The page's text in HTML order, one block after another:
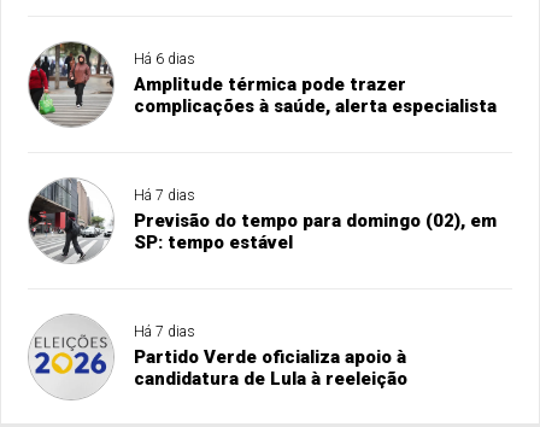
Há 6 dias
Amplitude térmica pode trazer
complicações à saúde, alerta especialista
Há 7 dias
Previsão do tempo para domingo (02), em
SP: tempo estável
Há 7 dias
Partido Verde oficializa apoio à
candidatura de Lula à reeleição